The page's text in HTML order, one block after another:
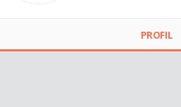
PROFIL